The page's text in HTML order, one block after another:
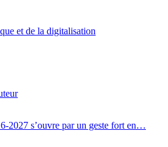
et de la digitalisation
2027 s’ouvre par un geste fort en…